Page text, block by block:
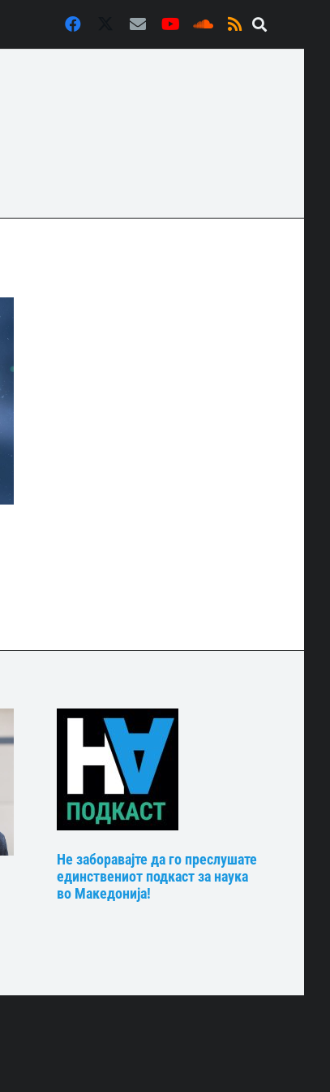
Не заборавајте да го преслушате
единствениот подкаст за наука
во Македонија!